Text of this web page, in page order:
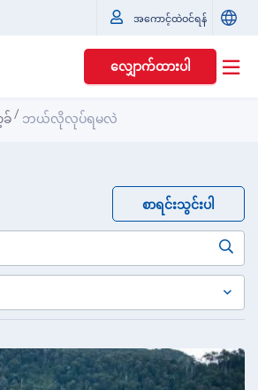
အကောင့်ထဲဝင်ရန်
လျှောက်ထားပါ
/ ဘယ်လိုလုပ်ရမလဲ
စာရင်းသွင်းပါ